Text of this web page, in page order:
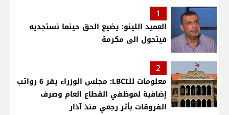
1
العميد اللينو: يضيع الحق حينما نستجديه
فيتحول الى مكرمة
2
معلومات للـLBCI: مجلس الوزراء يقر 6 رواتب
إضافية لموظفي القطاع العام وصرف
الفروقات بأثر رجعي منذ آذار